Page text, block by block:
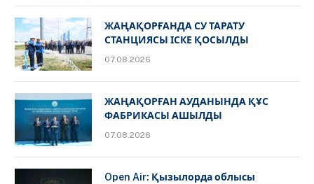
ЖАҢАҚОРҒАНДА СУ ТАРАТУ
СТАНЦИЯСЫ ІСКЕ ҚОСЫЛДЫ
07.08.2026
ЖАҢАҚОРҒАН АУДАНЫНДА ҚҰС
ФАБРИКАСЫ АШЫЛДЫ
07.08.2026
Open Air: Қызылорда облысы